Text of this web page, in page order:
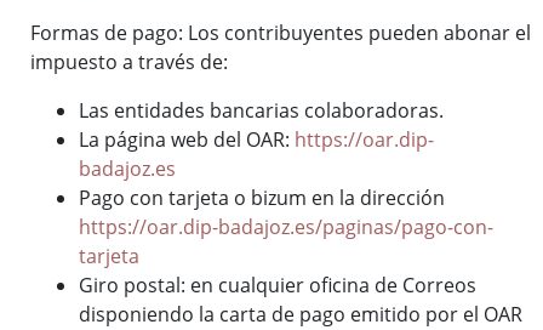
Formas de pago: Los contribuyentes pueden abonar el
impuesto a través de:
Las entidades bancarias colaboradoras.
La página web del OAR: https://oar.dip-
badajoz.es
Pago con tarjeta o bizum en la dirección
https://oar.dip-badajoz.es/paginas/pago-con-
tarjeta
Giro postal: en cualquier oficina de Correos
disponiendo la carta de pago emitido por el OAR